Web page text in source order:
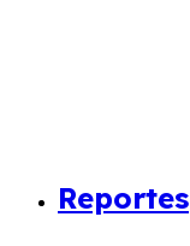
Reportes